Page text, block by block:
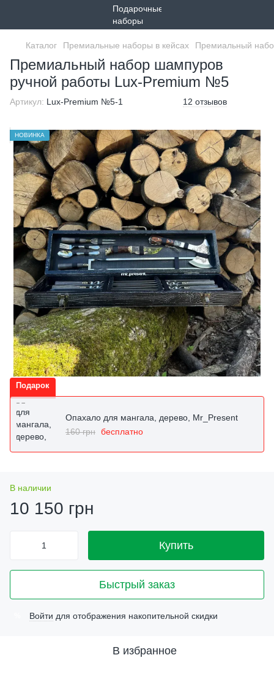
Каталог Премиальные наборы в кейсах Премиальный
Премиальный набор шампуров
ручной работы Lux-Premium №5
Артикул: Lux-Premium №5-1 12 отзывов
НОВИНКА
Подарок
Опахало для мангала, дерево, Mr_Present
160 грн бесплатно
В наличии
10 150 грн
Купить
Быстрый заказ
Войти для отображения накопительной скидки
В избранное